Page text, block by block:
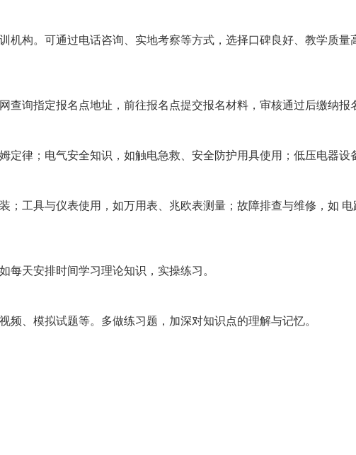
机构。可通过电话咨询、实地考察等方式，选择口碑良好、教学质
查询指定报名点地址，前往报名点提交报名材料，审核通过后缴纳
定律；电气安全知识，如触电急救、安全防护用具使用；低压电器设
；工具与仪表使用，如万用表、兆欧表测量；故障排查与维修，如
每天安排时间学习理论知识，实操练习。
、模拟试题等。多做练习题，加深对知识点的理解与记忆。